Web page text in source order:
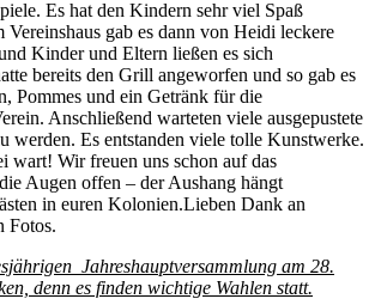
Es hat den Kindern sehr viel Spaß
Vereinshaus gab es dann von Heidi leckere
Kinder und Eltern ließen es sich
bereits den Grill angeworfen und so gab es
Pommes und ein Getränk für die
Anschließend warteten viele ausgepustete
werden. Es entstanden viele tolle Kunstwerke.
wart! Wir freuen uns schon auf das
Augen offen – der Aushang hängt
in euren Kolonien.Lieben Dank an
Fotos.
Jahreshauptversammlung am 28.
denn es finden wichtige Wahlen statt.